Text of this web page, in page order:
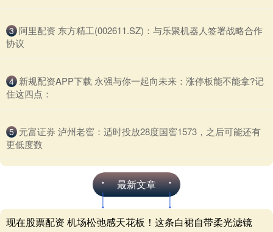
3 ​阿里配资 东方精工(002611.SZ)：与乐聚机器人签署战略合作
协议
4 ​新规配资APP下载 永强与你一起向未来：涨停板能不能拿?记
住这四点：
5 ​元富证券 泸州老窖：适时投放28度国窖1573，之后可能还有
更低度数
最新文章
现在股票配资 机场松弛感天花板！这条白裙自带柔光滤镜